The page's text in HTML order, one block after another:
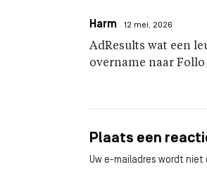
Harm 12 mei, 2026
AdResults wat een
overname naar
Plaats een
Uw e-mailadres wordt